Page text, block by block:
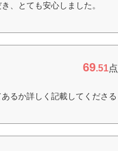
、とても安心しました。
69.51点
るか詳しく記載してくださる